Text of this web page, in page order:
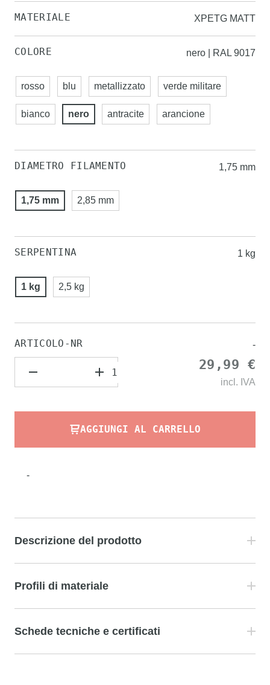
MATERIALE XPETG MATT
COLORE nero | RAL 9017
rosso blu metallizzato verde militare
bianco nero antracite arancione
DIAMETRO FILAMENTO 1,75 mm
1,75 mm 2,85 mm
SERPENTINA 1 kg
1 kg 2,5 kg
ARTICOLO-NR -
29,99 €
incl. IVA
AGGIUNGI AL CARRELLO
-
Descrizione del prodotto
Profili di materiale
Schede tecniche e certificati